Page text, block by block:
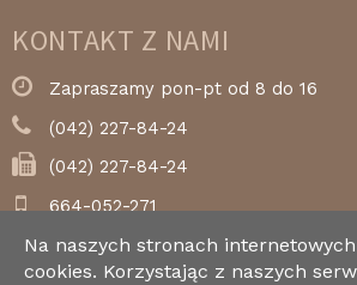
KONTAKT Z NAMI
Zapraszamy pon-pt od 8 do 16
(042) 227-84-24
(042) 227-84-24
664-052-271
royol@royol.pl
Na naszych stronach
cookies. Korzystając z naszych